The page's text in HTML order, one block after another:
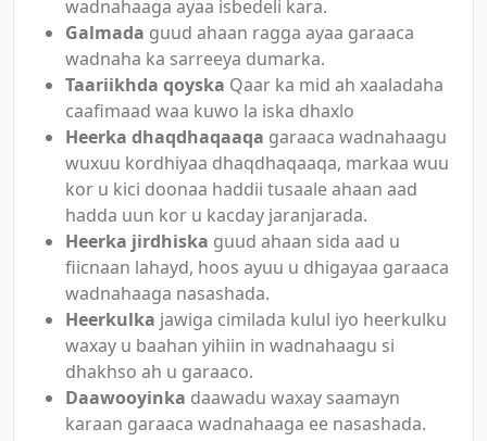
wadnahaaga ayaa isbedeli kara.
Galmada guud ahaan ragga ayaa garaaca
wadnaha ka sarreeya dumarka.
Taariikhda qoyska Qaar ka mid ah xaaladaha
caafimaad waa kuwo la iska dhaxlo
Heerka dhaqdhaqaaqa garaaca wadnahaagu
wuxuu kordhiyaa dhaqdhaqaaqa, markaa wuu
kor u kici doonaa haddii tusaale ahaan aad
hadda uun kor u kacday jaranjarada.
Heerka jirdhiska guud ahaan sida aad u
fiicnaan lahayd, hoos ayuu u dhigayaa garaaca
wadnahaaga nasashada.
Heerkulka jawiga cimilada kulul iyo heerkulku
waxay u baahan yihiin in wadnahaagu si
dhakhso ah u garaaco.
Daawooyinka daawadu waxay saamayn
karaan garaaca wadnahaaga ee nasashada.